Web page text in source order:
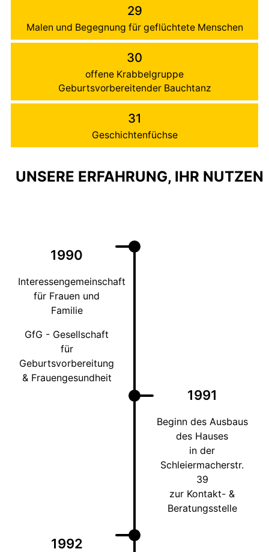
29
Malen und Begegnung für geflüchtete Menschen
30
offene Krabbelgruppe
Geburtsvorbereitender Bauchtanz
31
Geschichtenfüchse
UNSERE ERFAHRUNG, IHR NUTZEN
1990
Interessengemeinschaft
für Frauen und
Familie
GfG - Gesellschaft
für
Geburtsvorbereitung
& Frauengesundheit
1991
Beginn des Ausbaus
des Hauses
in der
Schleiermacherstr.
39
zur Kontakt- &
Beratungsstelle
1992